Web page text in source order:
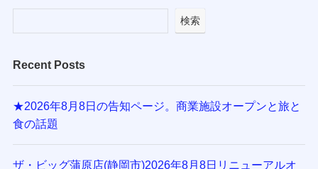
検索
Recent Posts
★2026年8月8日の告知ページ。商業施設オープンと旅と
食の話題
ザ・ビッグ蒲原店(静岡市)2026年8月8日リニューアルオ